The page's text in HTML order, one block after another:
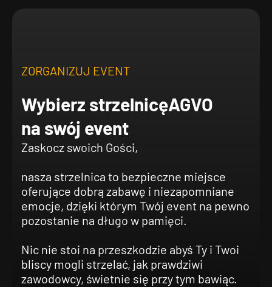
ZORGANIZUJ EVENT
Wybierz strzelnicęAGVO
na swój event
Zaskocz swoich Gości,
nasza strzelnica to bezpieczne miejsce
oferujące dobrą zabawę i niezapomniane
emocje, dzięki którym Twój event na pewno
pozostanie na długo w pamięci.
Nic nie stoi na przeszkodzie abyś Ty i Twoi
bliscy mogli strzelać, jak prawdziwi
zawodowcy, świetnie się przy tym bawiąc.
This site uses cookies to provide services at the highest level. By
use the site, you agree to their use.
Privacy policy